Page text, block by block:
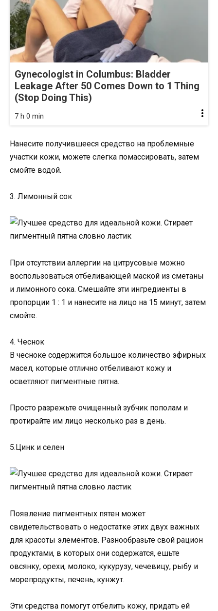
Gynecologist in Columbus: Bladder
Leakage After 50 Comes Down to 1 Thing
(Stop Doing This)
7 h 0 min
Нанесите получившееся средство на проблемные
участки кожи, можете слегка помассировать, затем
смойте водой.
3. Лимонный сок
При отсутствии аллергии на цитрусовые можно
воспользоваться отбеливающей маской из сметаны
и лимонного сока. Смешайте эти ингредиенты в
пропорции 1 : 1 и нанесите на лицо на 15 минут, затем
смойте.
4. Чеснок
В чесноке содержится большое количество эфирных
масел, которые отлично отбеливают кожу и
осветляют пигментные пятна.
Просто разрежьте очищенный зубчик пополам и
протирайте им лицо несколько раз в день.
5.Цинк и селен
Появление пигментных пятен может
свидетельствовать о недостатке этих двух важных
для красоты элементов. Разнообразьте свой рацион
продуктами, в которых они содержатся, ешьте
овсянку, орехи, молоко, кукурузу, чечевицу, рыбу и
морепродукты, печень, кунжут.
Эти средства помогут отбелить кожу, придать ей